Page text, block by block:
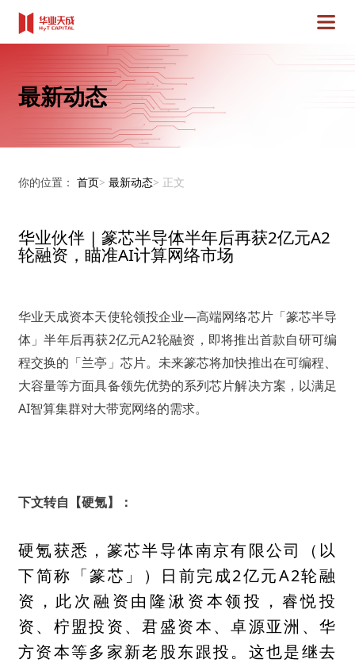
最新动态
你的位置： 首页> 最新动态> 正文
华业伙伴 | 篆芯半导体半年后再获2亿元A2
轮融资，瞄准AI计算网络市场
华业天成资本天使轮领投企业—高端网络芯片「篆芯半导
体」半年后再获2亿元A2轮融资，即将推出首款自研可编
程交换的「兰亭」芯片。未来篆芯将加快推出在可编程、
大容量等方面具备领先优势的系列芯片解决方案，以满足
AI智算集群对大带宽网络的需求。
下文转自【硬氪】：
硬氪获悉，篆芯半导体南京有限公司（以
下简称「篆芯」）日前完成2亿元A2轮融
资，此次融资由隆湫资本领投，睿悦投
资、柠盟投资、君盛资本、卓源亚洲、华
方资本等多家新老股东跟投。这也是继去